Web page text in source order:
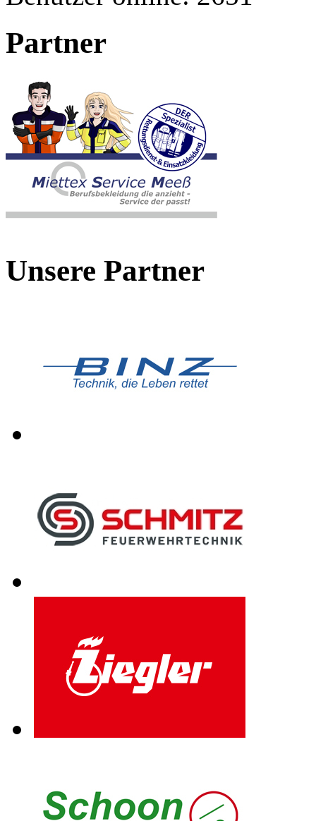
Partner
Unsere Partner